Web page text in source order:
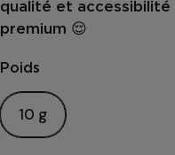
qualité et accessibilité
premium 😌
Poids
10 g